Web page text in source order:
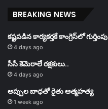
BREAKING NEWS
కష్టపడిన కార్యకర్తకే కాంగ్రెస్‌లో గుర్తింపు
4 days ago
సీసీ కెమెరాలే రక్షకులు..
4 days ago
అప్పుల బాధతో రైతు ఆత్మహత్య
1 week ago